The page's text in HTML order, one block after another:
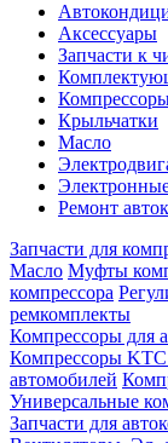
Аксессуары
Запчасти к
Крыльчатки
Масло
Ремонт
Запчасти для
Масло Муфты
компрессора
ремкомплекты
Компрессоры для
Компрессоры KTC
автомобилей
Универсальные
Запчасти для